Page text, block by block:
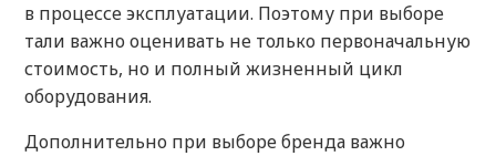
в процессе эксплуатации. Поэтому при выборе
тали важно оценивать не только первоначальную
стоимость, но и полный жизненный цикл
оборудования.
Дополнительно при выборе бренда важно